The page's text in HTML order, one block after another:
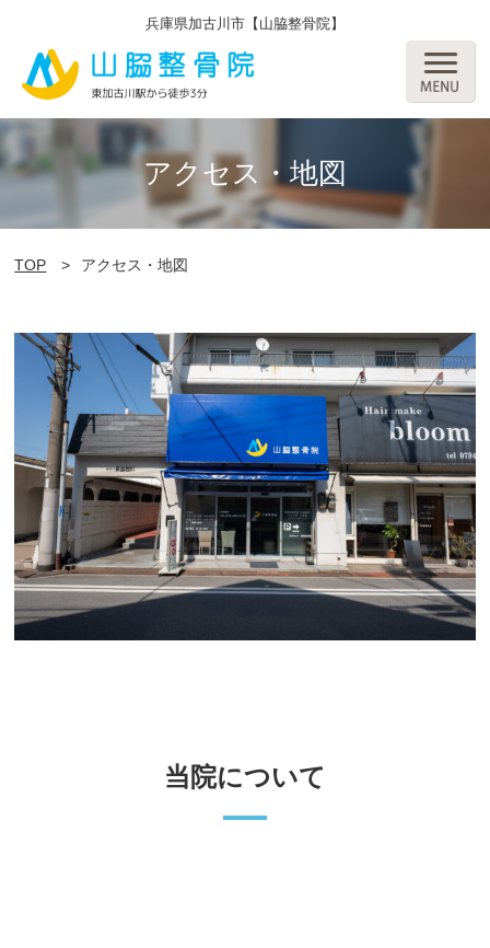
兵庫県加古川市【山脇整骨院】
アクセス・地図
TOP アクセス・地図
当院について